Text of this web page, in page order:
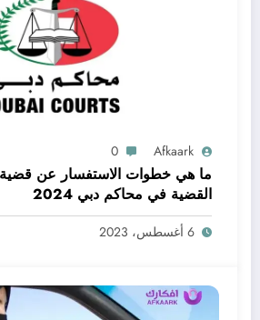
Afkaark
0
ما هي خطوات الاستفسار عن
القضية في محاكم دبي 2024
6 أغسطس، 2023